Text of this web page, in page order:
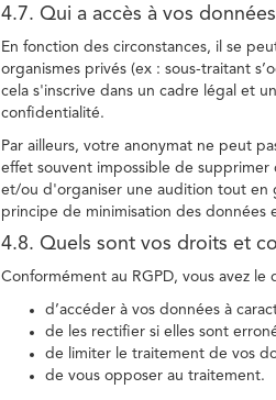
4.7. Qui a accès à vos
En fonction des circonstances, il se
organismes privés (ex : sous-traitant
cela s'inscrive dans un cadre légal et
confidentialité.
Par ailleurs, votre anonymat ne peut
effet souvent impossible de supprimer
et/ou d'organiser une audition tout en
principe de minimisation des données
4.8. Quels sont vos droits et
Conformément au RGPD, vous avez
d’accéder à vos données à
de les rectifier si elles sont
de limiter le traitement de vos
de vous opposer au traitement.